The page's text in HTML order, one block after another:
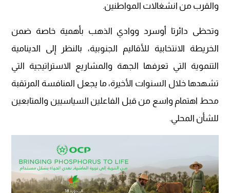
والقرب من انشغالات المواطنين.
وتحظى دائرتا أوسرد ووادي الذهب بأهمية خاصة ضمن
الخريطة الانتخابية للأقاليم الجنوبية، بالنظر إلى الدينامية
التنموية التي تعرفها الجهة والمشاريع الاستراتيجية التي
تشهدها خلال السنوات الأخيرة، ما يجعل المنافسة المرتقبة
محط اهتمام واسع من قبل الفاعلين السياسيين والمتابعين
للشأن المحلي.